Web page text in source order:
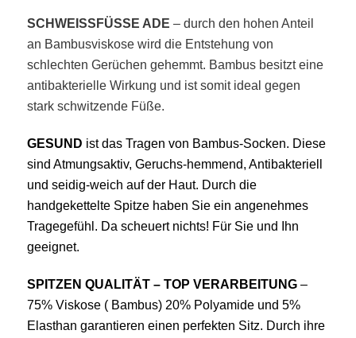
SCHWEISSFÜSSE ADE – durch den hohen Anteil
an Bambusviskose wird die Entstehung von
schlechten Gerüchen gehemmt. Bambus besitzt eine
antibakterielle Wirkung und ist somit ideal gegen
stark schwitzende Füße.
GESUND ist das Tragen von Bambus-Socken. Diese
sind Atmungsaktiv, Geruchs-hemmend, Antibakteriell
undseidig-weich auf der Haut. Durch die
handgekettelte Spitze haben Sie ein angenehmes
Tragegefühl. Da scheuert nichts! Für Sie und Ihn
geeignet.
SPITZEN QUALITÄT – TOP VERARBEITUNG –
75% Viskose ( Bambus) 20% Polyamide und 5%
Elasthan garantieren einen perfekten Sitz. Durch ihre